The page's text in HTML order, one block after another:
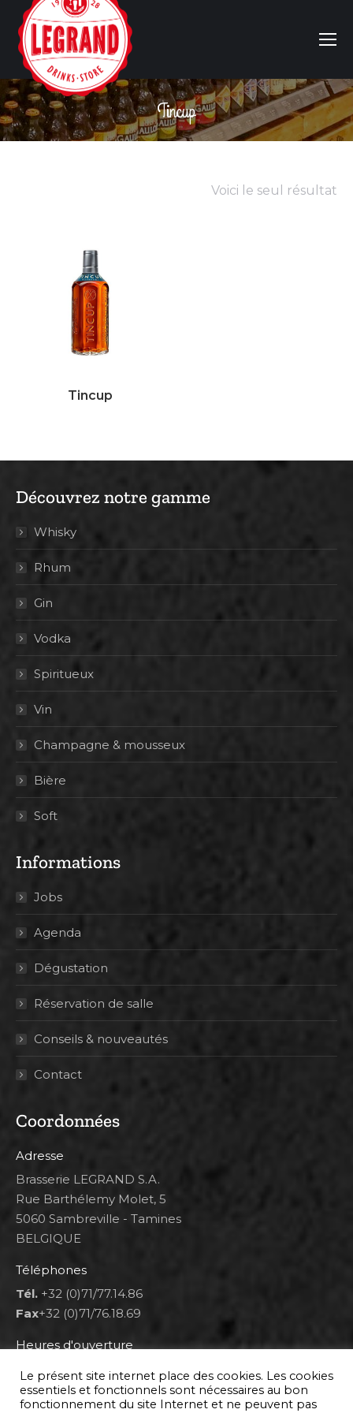
Tincup
Vous êtes ici :
Voici le seul résultat
Tincup
Découvrez notre gamme
Whisky
Rhum
Gin
Vodka
Spiritueux
Vin
Champagne & mousseux
Bière
Soft
Informations
Jobs
Agenda
Dégustation
Réservation de salle
Conseils & nouveautés
Contact
Coordonnées
Adresse
Brasserie LEGRAND S.A.
Rue Barthélemy Molet, 5
5060 Sambreville - Tamines
BELGIQUE
Téléphones
Tél. +32 (0)71/77.14.86
Fax+32 (0)71/76.18.69
Heures d'ouverture
Lun 8h00-12h00 et 12h30-14h30
Mar au ven 8h00-12h00 et 12h30-17h00
Sam 9h00-16h00
Le présent site internet place des cookies. Les cookies
essentiels et fonctionnels sont nécessaires au bon
fonctionnement du site Internet et ne peuvent pas